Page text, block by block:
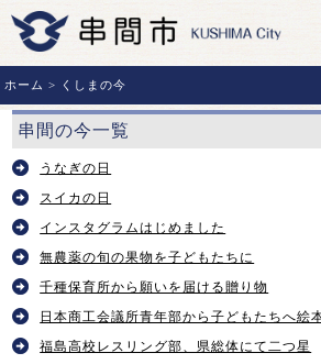
ホーム > くしまの今
串間の今一覧
うなぎの日
スイカの日
インスタグラムはじめました
無農薬の旬の果物を子どもたちに
千種保育所から願いを届ける贈り物
日本商工会議所青年部から子どもたちへ絵
福島高校レスリング部、県総体にて二つ星